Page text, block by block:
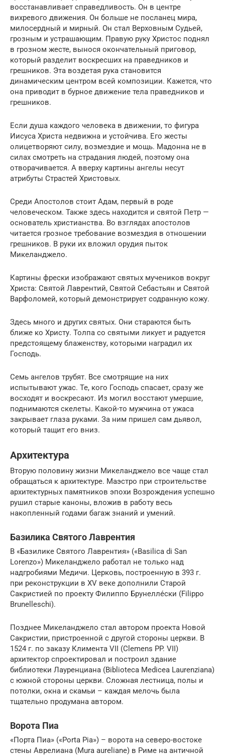
восстанавливает справедливость. Он в центре
вихревого движения. Он больше не посланец мира,
милосердный и мирный. Он стал Верховным Судьей,
грозным и устрашающим. Правую руку Христос поднял
в грозном жесте, вынося окончательный приговор,
который разделит воскресших на праведников и
грешников. Эта воздетая рука становится
динамическим центром всей композиции. Кажется, что
она приводит в бурное движение тела праведников и
грешников.
Если душа каждого человека в движении, то фигура
Иисуса Христа недвижна и устойчива. Его жесты
олицетворяют силу, возмездие и мощь. Мадонна не в
силах смотреть на страдания людей, поэтому она
отворачивается. А вверху картины ангелы несут
атрибуты Страстей Христовых.
Среди Апостолов стоит Адам, первый в роде
человеческом. Также здесь находится и святой Петр —
основатель христианства. Во взглядах апостолов
читается грозное требование возмездия в отношении
грешников. В руки их вложил орудия пыток
Микеланджело.
Картины фрески изображают святых мучеников вокруг
Христа: Святой Лаврентий, Святой Себастьян и Святой
Варфоломей, который демонстрирует содранную кожу.
Здесь много и других святых. Они стараются быть
ближе ко Христу. Толпа со святыми ликует и радуется
предстоящему блаженству, которыми наградил их
Господь.
Семь ангелов трубят. Все смотрящие на них
испытывают ужас. Те, кого Господь спасает, сразу же
восходят и воскресают. Из могил восстают умершие,
поднимаются скелеты. Какой-то мужчина от ужаса
закрывает глаза руками. За ним пришел сам дьявол,
который тащит его вниз.
Архитектура
Вторую половину жизни Микеланджело все чаще стал
обращаться к архитектуре. Маэстро при строительстве
архитектурных памятников эпохи Возрождения успешно
рушил старые каноны, вложив в работу весь
накопленный годами багаж знаний и умений.
Базилика Святого Лаврентия
В «Базилике Святого Лаврентия» («Basilica di San
Lorenzo») Микеланджело работал не только над
надгробиями Медичи. Церковь, построенную в 393 г.
при реконструкции в XV веке дополнили Старой
Сакристией по проекту Филиппо Брунелле́ски (Filippo
Brunelleschi).
Позднее Микеланджело стал автором проекта Новой
Сакристии, пристроенной с другой стороны церкви. В
1524 г. по заказу Климента VII (Clemens PP. VII)
архитектор спроектировал и построил здание
библиотеки Лауренциана (Biblioteca Medicea Laurenziana)
с южной стороны церкви. Сложная лестница, полы и
потолки, окна и скамьи – каждая мелочь была
тщательно продумана автором.
Ворота Пиа
«Порта Пиа» («Porta Pia») – ворота на северо-востоке
стены Аврелиана (Mura aureliane) в Риме на античной